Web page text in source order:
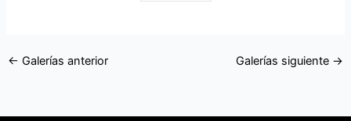
← Galerías anterior Galerías siguiente →